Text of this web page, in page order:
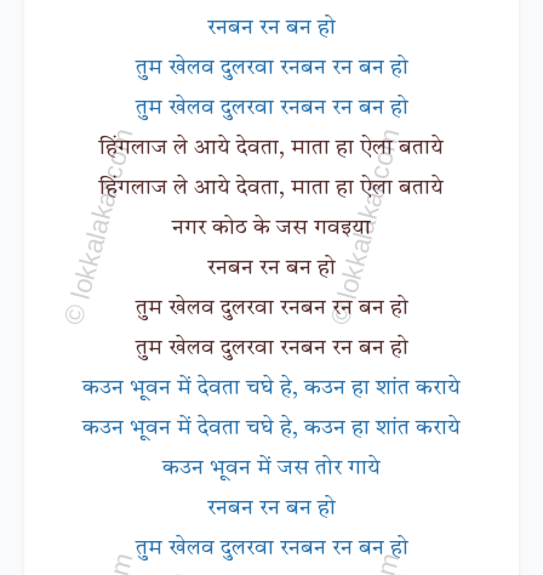
रनबन रन बन हो
तुम खेलव दुलरवा रनबन रन बन हो
तुम खेलव दुलरवा रनबन रन बन हो
हिंगलाज ले आये देवता, माता हा ऐला बताये
हिंगलाज ले आये देवता, माता हा ऐला बताये
नगर कोठ के जस गवइया
रनबन रन बन हो
तुम खेलव दुलरवा रनबन रन बन हो
तुम खेलव दुलरवा रनबन रन बन हो
कउन भूवन में देवता चघे हे, कउन हा शांत कराये
कउन भूवन में देवता चघे हे, कउन हा शांत कराये
कउन भूवन में जस तोर गाये
रनबन रन बन हो
तुम खेलव दुलरवा रनबन रन बन हो